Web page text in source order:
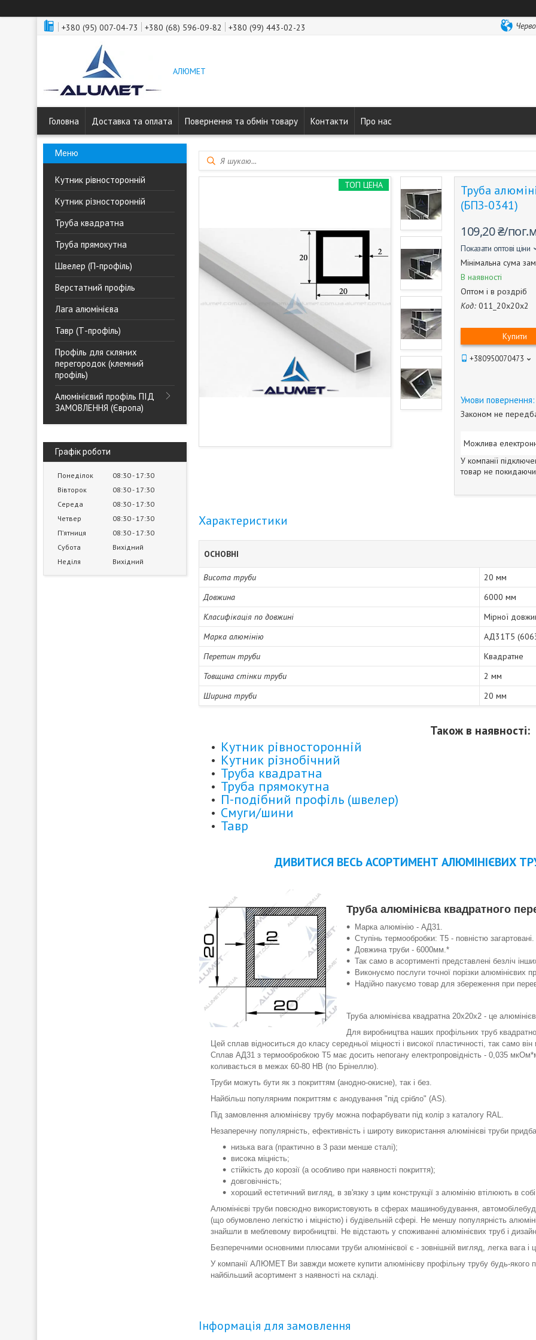
+380 (95) 007-04-73 +380 (68) 596-09-82 +380 (99) 443-02-23
АЛЮМЕТ
Головна Доставка та оплата Повернення та обмін товару Контакти Про нас
Кутник рівносторонній
Кутник різносторонній
Труба квадратна
Труба прямокутна
Швелер (П-профіль)
Верстатний профіль
Лага алюмінієва
Тавр (Т-профіль)
Профіль для скляних
перегородок (клемний
профіль)
Алюмінієвий профіль ПІД
ЗАМОВЛЕННЯ (Європа)
Графік роботи
Понеділок 08:30 17:30
Вівторок
08:30 17:30
Середа
08:30 17:30
Четвер
08:30 17:30
Пʼятниця
08:30 17:30
Субота
Вихідний
Неділя
Вихідний
ТОП ЦЕНА
Труба
(БПЗ-0341)
109,20 ₴/
Показати оптові ціни
Мінімальна сума
В наявності
Оптом і в роздріб
Код: 011_20x20x2
Купити
+380950070473
Законом не
У компанії
товар не покидаючи
Характеристики
ОСНОВНІ
Висота труби
20 мм
Довжина
6000 мм
Класифікація по довжині
Мірної
Марка алюмінію
АД31Т5
Перетин труби
Квадратне
Товщина стінки труби
2 мм
Ширина труби
20 мм
Також в наявності:
Кутник рівносторонній
Кутник різнобічний
Труба квадратна
Труба прямокутна
П-подібний профіль (швелер)
Смуги/шини
Тавр
ДИВИТИСЯ ВЕСЬ АСОРТИМЕНТ АЛЮМІНІЄВИХ
Труба алюмінієва квадратного
Марка алюмінію - АД31.
Ступінь термообробки: Т5 - повністю загартовані.
Довжина труби - 6000мм.*
Так само в асортименті представлені безліч
Виконуємо послуги точної порізки алюмінієвих
Надійно пакуємо товар для збереження при
Труба алюмінієва квадратна 20х20х2 - це
Для виробництва наших профільних труб
Цей сплав відноситься до класу середньої міцності і високої пластичності, так само
Сплав АД31 з термообробкою Т5 має досить непогану електропровідність - 0,035
коливається в межах 60-80 НВ (по Брінеллю).
Труби можуть бути як з покриттям (анодно-окисне), так і без.
Найбільш популярним покриттям є анодування "під срібло" (AS).
Під замовлення алюмінієву трубу можна пофарбувати під колір з каталогу RAL.
Незаперечну популярність, ефективність і широту використання алюмінієві труби
низька вага (практично в 3 рази менше сталі);
висока міцність;
стійкість до корозії (а особливо при наявності покриття);
довговічність;
хороший естетичний вигляд, в зв'язку з цим конструкції з алюмінію втілюють в собі
Алюмінієві труби повсюдно використовують в сферах машинобудування,
(що обумовлено легкістю і міцністю) і будівельній сфері. Не меншу популярність
знайшли в меблевому виробництві. Не відстають у споживанні алюмінієвих труб і
Безперечними основними плюсами труби алюмінієвої є - зовнішній вигляд, легка вага і
У компанії АЛЮМЕТ Ви завжди можете купити алюмінієву профільну трубу будь-якого
найбільший асортимент з наявності на складі.
Інформація для замовлення